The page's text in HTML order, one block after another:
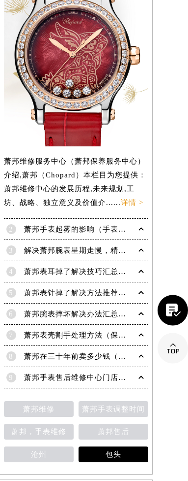
萧邦维修服务中心（萧邦保养服务中心）
介绍,萧邦（Chopard）本栏目为您提供：
萧邦维修中心的发展历程,未来规划,工
坊、战略、独立意义及价值介......详情 >
2 萧邦手表起雾的影响（手表起雾维护建议）
3 解决萧邦腕表星期走慢，精准调校秘籍在这里
4 萧邦表耳掉了解决技巧汇总（轻松修复爱表的小妙招）
5 萧邦表针掉了解决方法推荐（轻松修复你的爱表）
6 萧邦腕表摔坏解决办法汇总（专业修复与日常保养技巧）
7 萧邦表壳割手处理方法（保养与修复技巧指南）
8 萧邦在三十年前卖多少钱（名表价格变迁的历史洞察）
9 萧邦手表售后维修中心门店地址
萧邦维修 萧邦手表调整时间
萧邦，手表维修 萧邦售后
沧州 包头

